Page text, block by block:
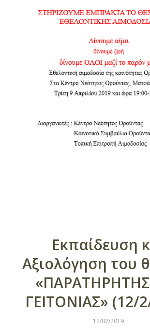
Εκπαίδευση
Αξιολόγηση του
ΓΕΙΤΟΝΙΑΣ» (12/
12/02/2019